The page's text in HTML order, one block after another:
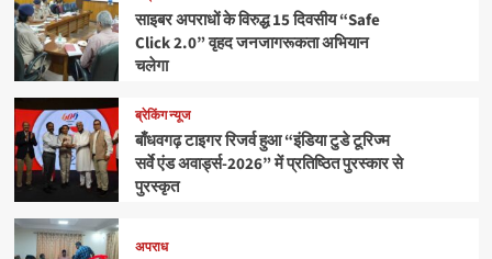
साइबर अपराधों के विरुद्ध 15 दिवसीय “Safe
Click 2.0” वृहद जनजागरूकता अभियान
चलेगा
ब्रेकिंग न्यूज
बाँधवगढ़ टाइगर रिजर्व हुआ “इंडिया टुडे टूरिज्म
सर्वे एंड अवार्ड्स-2026” में प्रतिष्ठित पुरस्कार से
पुरस्कृत
अपराध